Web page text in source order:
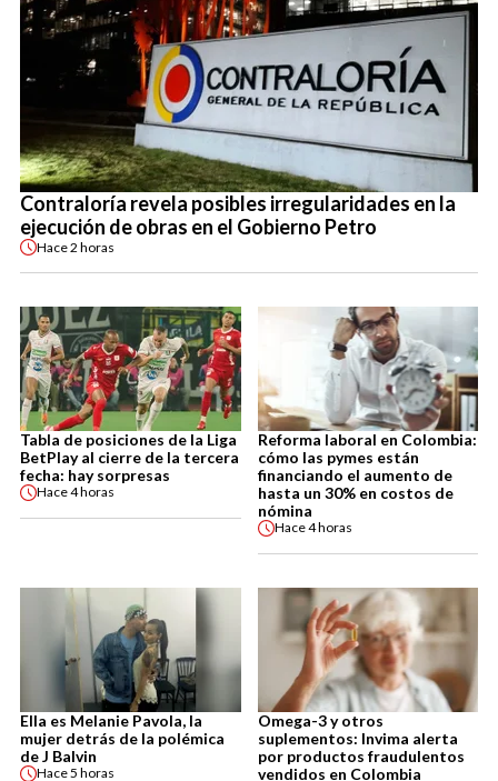
Contraloría revela posibles irregularidades en la
ejecución de obras en el Gobierno Petro
Hace2 horas
Tabla de posiciones de la Liga
BetPlay al cierre de la tercera
fecha: hay sorpresas
Hace4 horas
Reforma laboral en Colombia:
cómo las pymes están
financiando el aumento de
hasta un 30% en costos de
nómina
Hace4 horas
Ella es Melanie Pavola, la
mujer detrás de la polémica
de J Balvin
Hace5 horas
Omega-3 y otros
suplementos: Invima alerta
por productos fraudulentos
vendidos en Colombia